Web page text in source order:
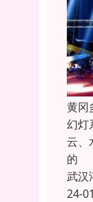
黄冈
幻灯
云、
的
武汉
24-